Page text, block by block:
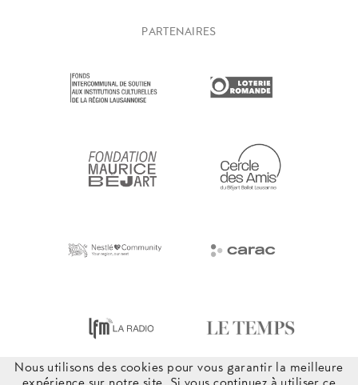
PARTENAIRES
Nous utilisons des cookies pour vous garantir la meilleure